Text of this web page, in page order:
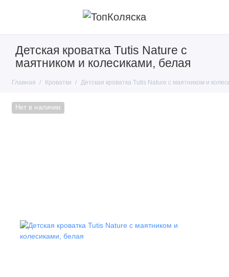
Детская кроватка Tutis Nature с
маятником и колесиками, белая
Главная Кроватки Детская кроватка Tutis Nature с маятником и
Нет в наличии